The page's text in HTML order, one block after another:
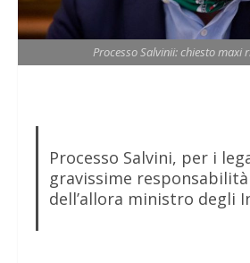
Processo Salvinii: chiesto maxi
Processo Salvini, per i
gravissime
dell’allora ministro degli